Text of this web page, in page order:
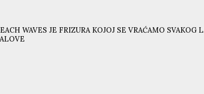
WAVES JE FRIZURA KOJOJ SE VRAĆAMO